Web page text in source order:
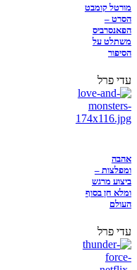
מורטל קומבט
הסרט –
הפאנסרביס
משתלט על
הסיפור
עדי פרל
אהבה
ומפלצות –
ביצוע מרגש
ומלא חן בסוף
העולם
עדי פרל